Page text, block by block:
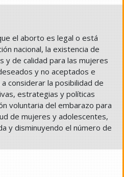
el aborto es legal o está
nacional, la existencia de
y de calidad para las mujeres
y no aceptados e
considerar la posibilidad de
estrategias y políticas
voluntaria del embarazo para
de mujeres y adolescentes,
y disminuyendo el número de